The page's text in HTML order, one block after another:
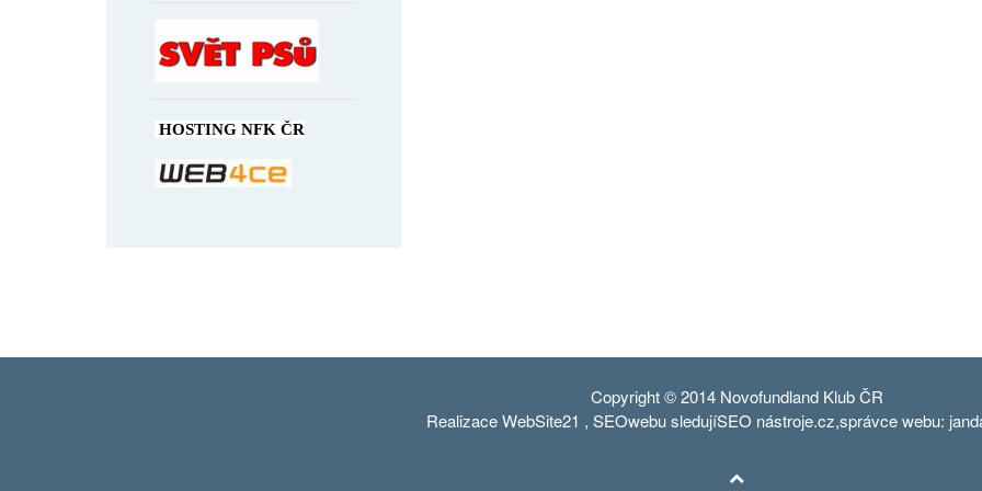
HOSTING NFK ČR
Copyright © 2014 Novofundland Klub ČR
RealizaceWebSite21 , SEOwebu sledujíSEO nástroje.cz,správce webu: